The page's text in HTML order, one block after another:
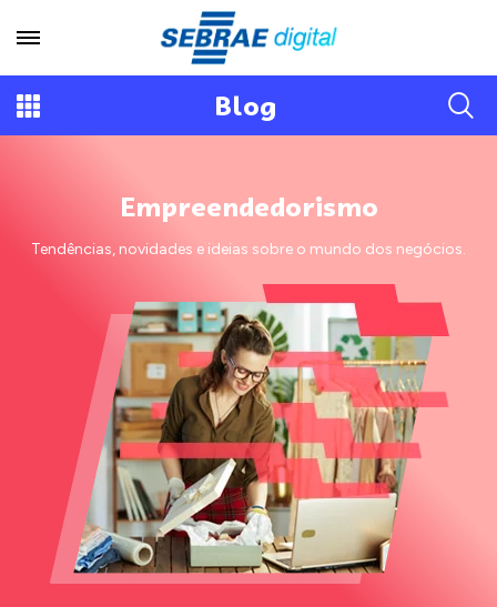
Blog
Empreendedorismo
Tendências, novidades e ideias sobre o mundo dos negócios.